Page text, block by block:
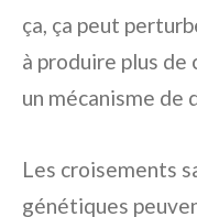
ça, ça peut
à produire plus de
un mécanisme de
Les croisements
génétiques